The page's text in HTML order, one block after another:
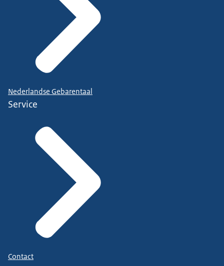
Nederlandse Gebarentaal
Service
Contact